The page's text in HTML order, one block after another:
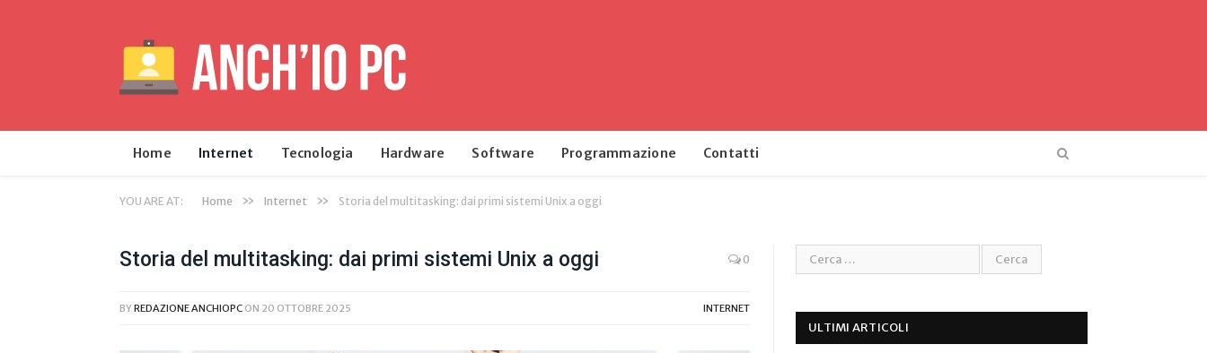
Home Internet Tecnologia Hardware Software Programmazione Contatti
YOU ARE AT: Home » Internet » Storia del multitasking: dai primi sistemi Unix a oggi
Storia del multitasking: dai primi sistemi Unix a oggi 0
BYREDAZIONE ANCHIOPC ON 20 OTTOBRE 2025 INTERNET
ULTIMI ARTICOLI